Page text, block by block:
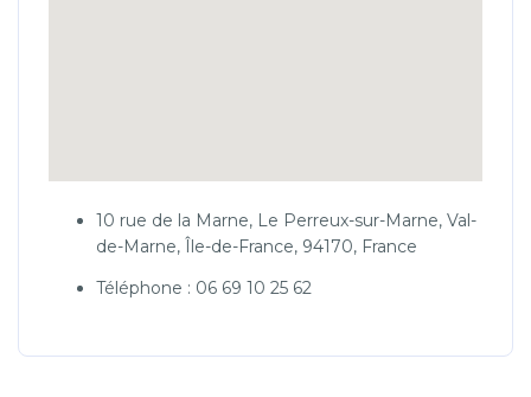
10 rue de la Marne, Le Perreux-sur-Marne, Val-
de-Marne, Île-de-France, 94170, France
Téléphone : 06 69 10 25 62